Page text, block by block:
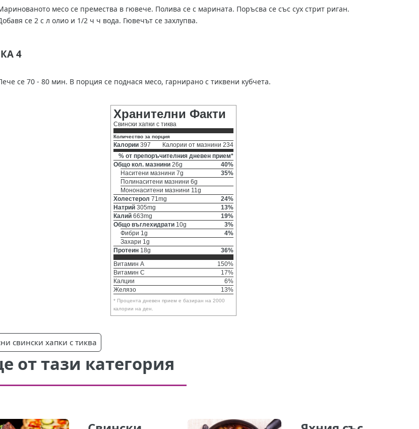
месо се премества в гювече. Полива се с марината. Поръсва се със сух стрит риган.
се 2 с л олио и 1/2 ч ч вода. Гювечът се захлупва.
4
се 70 - 80 мин. В порция се поднася месо, гарнирано с тиквени кубчета.
Хранителни Факти
Свински хапки с тиква
Количество за порция
Калории397
Калории от мазнини 234
% от препоръчителния дневен прием*
Общо кол. мазнини26g
40%
Наситени мазнини 7g
35%
Полинаситени мазнини 6g
Мононаситени мазнини 11g
Холестерол 71mg
24%
Натрий305mg
13%
Калий663mg
19%
Общо въглехидрати10g
3%
Фибри 1g
4%
Захари 1g
Протеин18g
36%
Витамин A
150%
Витамин C
17%
Калции
6%
Желязо
13%
* Процента дневен прием е базиран на 2000
калории на ден.
свински хапки с тиква
от тази категория